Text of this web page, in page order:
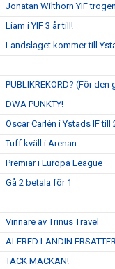
Jonatan Wilthorn YIF
Liam i YIF 3 år till!
Landslaget kommer till
PUBLIKREKORD? (För
DWA PUNKTY!
Oscar Carlén i Ystads IF till
Tuff kväll i Arenan
Premiär i Europa League
Gå 2 betala för 1
Vinnare av Trinus Travel
ALFRED LANDIN
TACK MACKAN!